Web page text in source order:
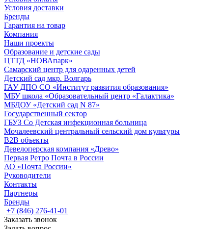
Условия доставки
Бренды
Гарантия на товар
Компания
Наши проекты
Образование и детские сады
ЦТТД «НОВАпарк»
Самарский центр для одаренных детей
Детский сад мкр. Волгарь
ГАУ ДПО СО «Институт развития образования»
МБУ школа «Образовательный центр «Галактика»
МБДОУ «Детский сад N 87»
Государственный сектор
ГБУЗ Со Детская инфекционная больница
Мочалеевский центральный сельский дом культуры
B2B объекты
Девелоперская компания «Древо»
Первая Ретро Почта в России
АО «Почта России»
Руководители
Контакты
Партнеры
Бренды
+7 (846) 276-41-01
Заказать звонок